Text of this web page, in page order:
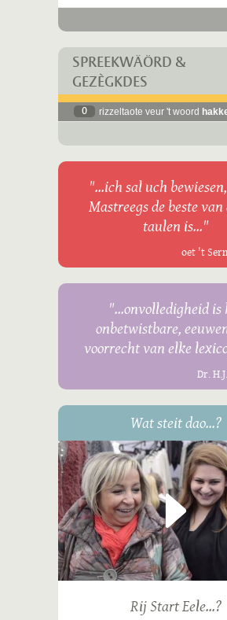
SPREEKWÄÖRD &
GEZÈGKDES
0 rizzeltaote veur 't woord
"...ich sal uch
Mastreegs de beste
taulen is..."
oet 't
"...onvolledigheid is
onbetwistbare,
voorrecht van elke
Dr.
Wat steit dao...?
Rij Start Eele...?